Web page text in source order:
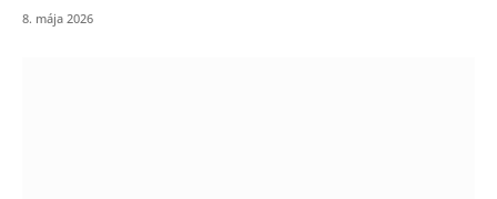
8. mája 2026